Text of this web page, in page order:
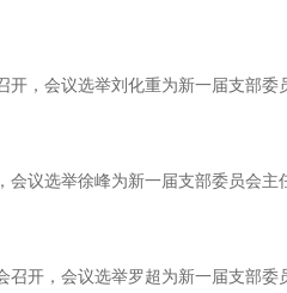
，会议选举刘化重为新一届支部
会议选举徐峰为新一届支部委员会
开，会议选举罗超为新一届支部委